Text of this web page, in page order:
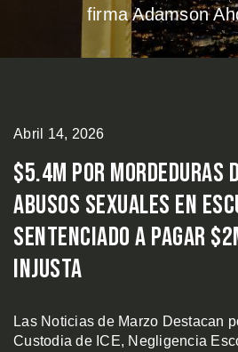
firma Adamson
Abril 14, 2026
$5.4M por Mordeduras
Abusos Sexuales en
Sentenciado a Pagar
Injusta
Las Noticias de Marzo Destacan
Custodia de ICE, Negligencia